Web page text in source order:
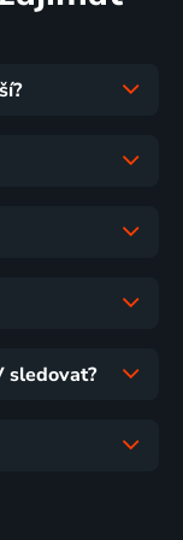
sledovat?